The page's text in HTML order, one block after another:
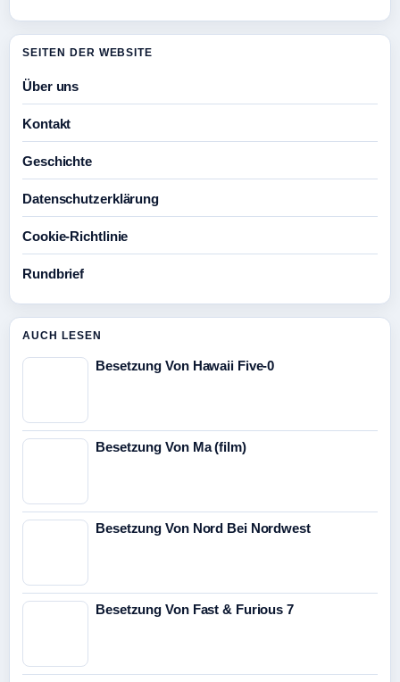
SEITEN DER WEBSITE
Über uns
Kontakt
Geschichte
Datenschutzerklärung
Cookie-Richtlinie
Rundbrief
AUCH LESEN
Besetzung Von Hawaii Five-0
Besetzung Von Ma (film)
Besetzung Von Nord Bei Nordwest
Besetzung Von Fast & Furious 7